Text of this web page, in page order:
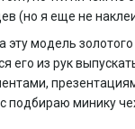
(но я еще не
эту модель
его из рук
подбираю минику